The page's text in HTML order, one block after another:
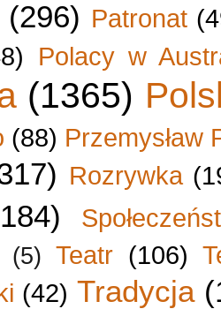
(296) Patronat
Polacy w
(1365)
(88) Przemysław
Rozrywka
(5) Teatr (106)
(42) Tradycja